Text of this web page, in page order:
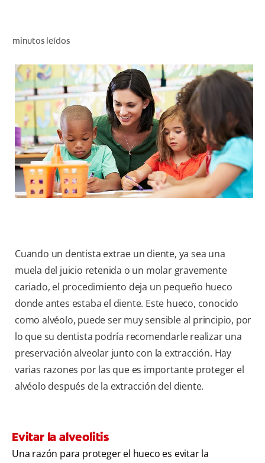
PARA PROFESIONALES
SUSCRÍBASE
minutos leídos
Cuando un dentista extrae un diente, ya sea una
muela del juicio retenida o un molar gravemente
cariado, el procedimiento deja un pequeño hueco
donde antes estaba el diente. Este hueco, conocido
como alvéolo, puede ser muy sensible al principio, por
lo que su dentista podría recomendarle realizar una
preservación alveolar junto con la extracción. Hay
varias razones por las que es importante proteger el
alvéolo después de la extracción del diente.
Evitar la alveolitis
Una razón para proteger el hueco es evitar la